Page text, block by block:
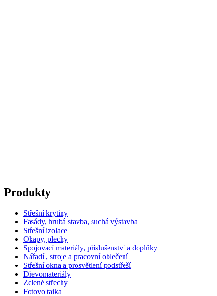
Produkty
Střešní krytiny
Fasády, hrubá stavba, suchá výstavba
Střešní izolace
Okapy, plechy
Spojovací materiály, příslušenství a doplňky
Nářadí , stroje a pracovní oblečení
Střešní okna a prosvětlení podstřeší
Dřevomateriály
Zelené střechy
Fotovoltaika